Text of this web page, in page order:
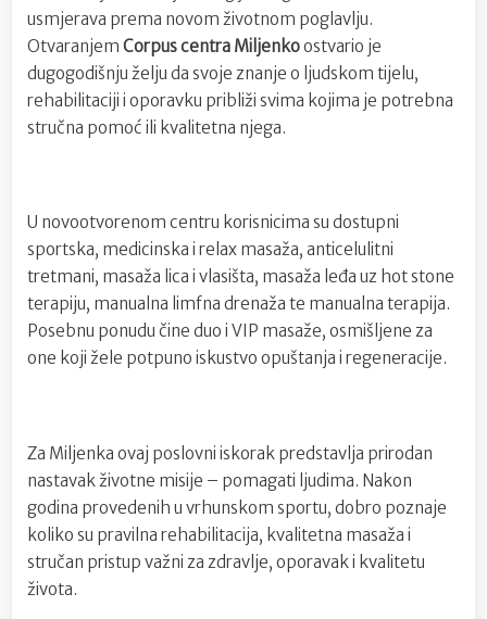
usmjerava prema novom životnom poglavlju.
Otvaranjem Corpus centra Miljenkoostvario je
dugogodišnju želju da svoje znanje o ljudskom tijelu,
rehabilitaciji i oporavku približi svima kojima je potrebna
stručna pomoć ili kvalitetna njega.
U novootvorenom centru korisnicima su dostupni
sportska, medicinska i relax masaža, anticelulitni
tretmani, masaža lica i vlasišta, masaža leđa uz hot stone
terapiju, manualna limfna drenaža te manualna terapija.
Posebnu ponudu čine duo i VIP masaže, osmišljene za
one koji žele potpuno iskustvo opuštanja i regeneracije.
Za Miljenka ovaj poslovni iskorak predstavlja prirodan
nastavak životne misije – pomagati ljudima. Nakon
godina provedenih u vrhunskom sportu, dobro poznaje
koliko su pravilna rehabilitacija, kvalitetna masaža i
stručan pristup važni za zdravlje, oporavak i kvalitetu
života.